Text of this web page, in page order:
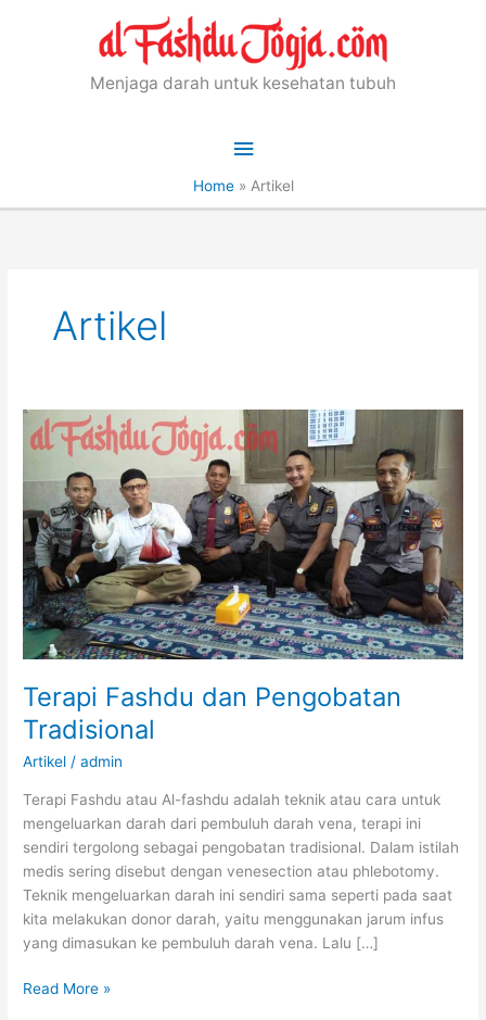
Menjaga darah untuk kesehatan tubuh
Main
Menu
Home» Artikel
Artikel
Terapi Fashdu dan Pengobatan
Tradisional
Artikel /admin
Terapi Fashdu atau Al-fashdu adalah teknik atau cara untuk
mengeluarkan darah dari pembuluh darah vena, terapi ini
sendiri tergolong sebagai pengobatan tradisional. Dalam istilah
medis sering disebut dengan venesection atau phlebotomy.
Teknik mengeluarkan darah ini sendiri sama seperti pada saat
kita melakukan donor darah, yaitu menggunakan jarum infus
yang dimasukan ke pembuluh darah vena. Lalu […]
Terapi
Read More »